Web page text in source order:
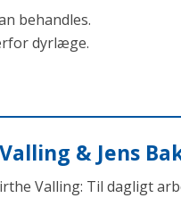
behandles.
dyrlæge.
& Jens
Valling: Til dagligt